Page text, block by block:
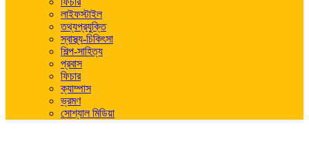
লাইফস্টাইল
তথ্যপ্রযুক্তি
স্বাস্থ্য-চিকিৎসা
শিল্প-সাহিত্য
প্রবাস
ফিচার
ক্যাম্পাস
ভ্রমণ
সোশ্যাল মিডিয়া